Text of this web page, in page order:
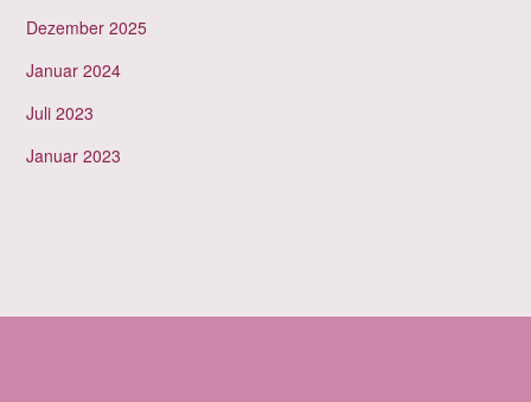
Dezember 2025
Januar 2024
Juli 2023
Januar 2023